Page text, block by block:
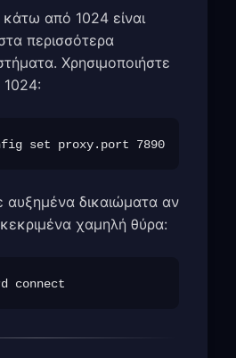
κάτω από 1024 είναι
περισσότερα
Χρησιμοποιήστε
αυξημένα δικαιώματα αν
χαμηλή θύρα: